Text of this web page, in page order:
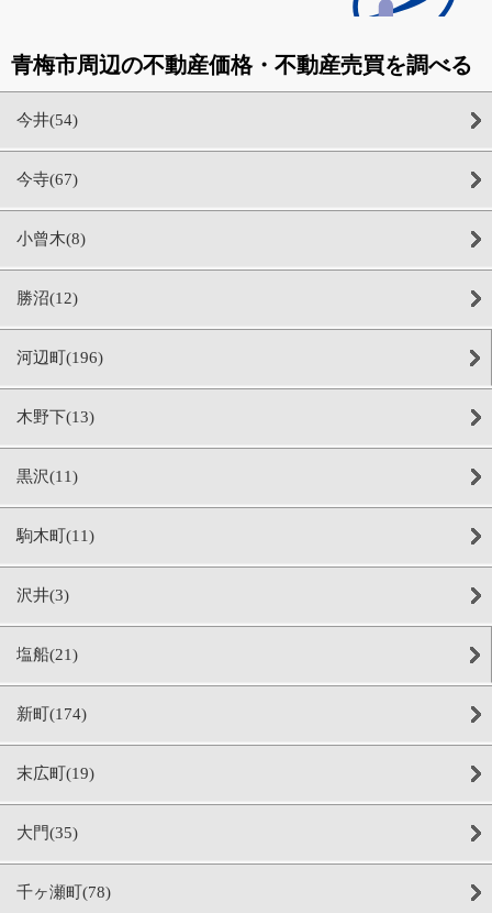
青梅市周辺の不動産価格・不動産売買を調べる
今井(54)
今寺(67)
小曾木(8)
勝沼(12)
河辺町(196)
木野下(13)
黒沢(11)
駒木町(11)
沢井(3)
塩船(21)
新町(174)
末広町(19)
大門(35)
千ヶ瀬町(78)